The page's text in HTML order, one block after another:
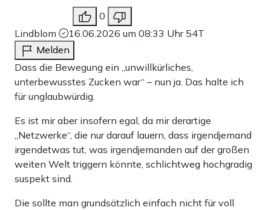
0
Lindblom
16.06.2026 um 08:33 Uhr 54T
Melden
Dass die Bewegung ein „unwillkürliches,
unterbewusstes Zucken war“ – nun ja. Das halte ich
für unglaubwürdig.
Es ist mir aber insofern egal, da mir derartige
„Netzwerke“, die nur darauf lauern, dass irgendjemand
irgendetwas tut, was irgendjemanden auf der großen
weiten Welt triggern könnte, schlichtweg hochgradig
suspekt sind.
Die sollte man grundsätzlich einfach nicht für voll